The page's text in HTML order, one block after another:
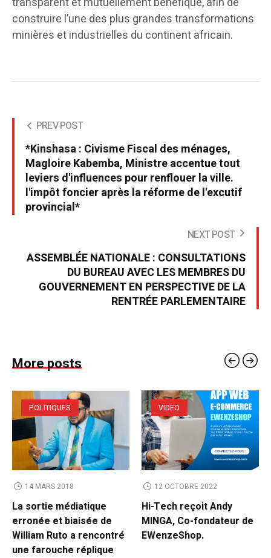
construire l’une des plus grandes transformations
minières et industrielles du continent africain.
PREV POST
*Kinshasa : Civisme Fiscal des ménages,
Magloire Kabemba, Ministre accentue tout
leviers d'influences pour renflouer la ville.
l'impôt foncier après la réforme de l'excutif
provincial*
NEXT POST
ASSEMBLÉE NATIONALE : CONSULTATIONS
DU BUREAU AVEC LES MEMBRES DU
GOUVERNEMENT EN PERSPECTIVE DE LA
RENTRÉE PARLEMENTAIRE
More posts
POLITIQUES
14 MARS 2018
La sortie médiatique
erronée et biaisée de
William Ruto a rencontré
une farouche réplique
VIDEO
12 OCTOBRE 2022
Hi-Tech reçoit Andy
MINGA, Co-fondateur de
EWenzeShop.